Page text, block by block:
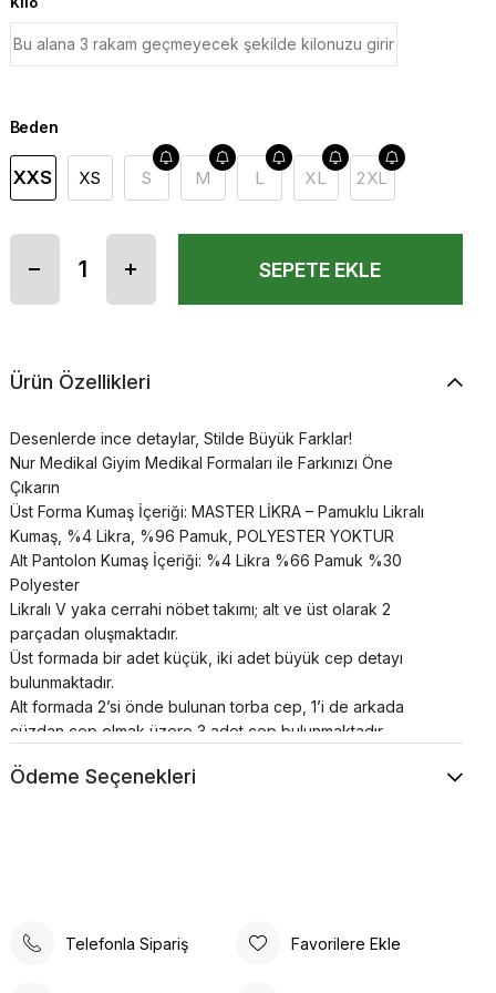
Beden
XXS XS S M L XL 2XL
Ürün Özellikleri
Desenlerde ince detaylar, Stilde Büyük Farklar!
Nur Medikal Giyim Medikal Formaları ile Farkınızı Öne
Çıkarın
Üst Forma Kumaş İçeriği: MASTER LİKRA – Pamuklu Likralı
Kumaş, %4 Likra, %96 Pamuk, POLYESTER YOKTUR
Alt Pantolon Kumaş İçeriği: %4 Likra %66 Pamuk %30
Polyester
Likralı V yaka cerrahi nöbet takımı; alt ve üst olarak 2
parçadan oluşmaktadır.
Üst formada bir adet küçük, iki adet büyük cep detayı
bulunmaktadır.
Alt formada 2’si önde bulunan torba cep, 1’i de arkada
cüzdan cep olmak üzere 3 adet cep bulunmaktadır.
lastikli ve bağcıklıdır.
üniformadır;
Ödeme Seçenekleri
Telefonla Sipariş Favorilere Ekle